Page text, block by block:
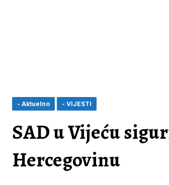
- Aktuelno - VIJESTI
SAD u Vijeću
Hercegovinu